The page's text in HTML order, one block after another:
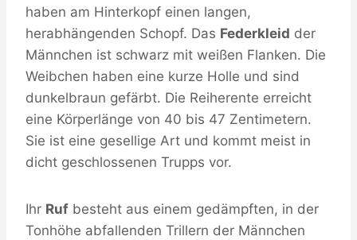
haben am Hinterkopf einen langen,
herabhängenden Schopf. Das Federkleid der
Männchen ist schwarz mit weißen Flanken. Die
Weibchen haben eine kurze Holle und sind
dunkelbraun gefärbt. Die Reiherente erreicht
eine Körperlänge von 40 bis 47 Zentimetern.
Sie ist eine gesellige Art und kommt meist in
dicht geschlossenen Trupps vor.
Ihr Ruf besteht aus einem gedämpften, in der
Tonhöhe abfallenden Trillern der Männchen